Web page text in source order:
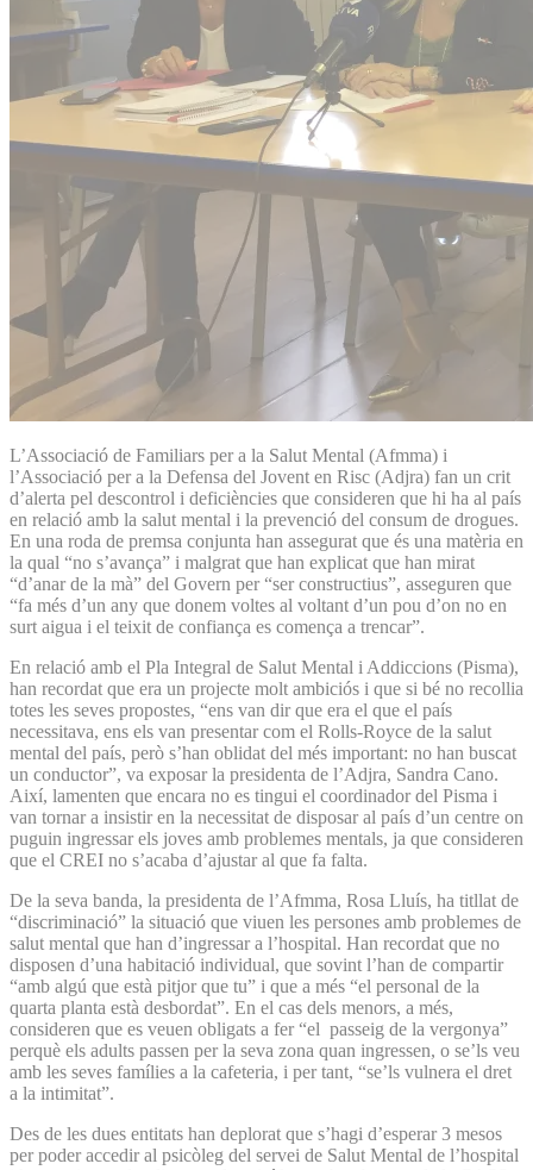
L’Associació de Familiars per a la Salut Mental (Afmma) i
l’Associació per a la Defensa del Jovent en Risc (Adjra) fan un crit
d’alerta pel descontrol i deficiències que consideren que hi ha al país
en relació amb la salut mental i la prevenció del consum de drogues.
En una roda de premsa conjunta han assegurat que és una matèria en
la qual “no s’avança” i malgrat que han explicat que han mirat
“d’anar de la mà” del Govern per “ser constructius”, asseguren que
“fa més d’un any que donem voltes al voltant d’un pou d’on no en
surt aigua i el teixit de confiança es comença a trencar”.
En relació amb el Pla Integral de Salut Mental i Addiccions (Pisma),
han recordat que era un projecte molt ambiciós i que si bé no recollia
totes les seves propostes, “ens van dir que era el que el país
necessitava, ens els van presentar com el Rolls-Royce de la salut
mental del país, però s’han oblidat del més important: no han buscat
un conductor”, va exposar la presidenta de l’Adjra, Sandra Cano.
Així, lamenten que encara no es tingui el coordinador del Pisma i
van tornar a insistir en la necessitat de disposar al país d’un centre on
puguin ingressar els joves amb problemes mentals, ja que consideren
que el CREI no s’acaba d’ajustar al que fa falta.
De la seva banda, la presidenta de l’Afmma, Rosa Lluís, ha titllat de
“discriminació” la situació que viuen les persones amb problemes de
salut mental que han d’ingressar a l’hospital. Han recordat que no
disposen d’una habitació individual, que sovint l’han de compartir
“amb algú que està pitjor que tu” i que a més “el personal de la
quarta planta està desbordat”. En el cas dels menors, a més,
consideren que es veuen obligats a fer “el passeig de la vergonya”
perquè els adults passen per la seva zona quan ingressen, o se’ls veu
amb les seves famílies a la cafeteria, i per tant, “se’ls vulnera el dret
a la intimitat”.
Des de les dues entitats han deplorat que s’hagi d’esperar 3 mesos
per poder accedir al psicòleg del servei de Salut Mental de l’hospital